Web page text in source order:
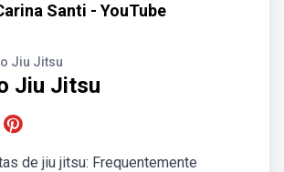
Santi - YouTube
Jiu Jitsu
Jiu Jitsu
de jiu jitsu: Frequentemente